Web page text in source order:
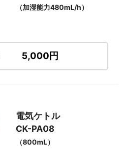
（加湿能力480mL/h）
5,000円
電気ケトル
CK-PA08
（800mL）